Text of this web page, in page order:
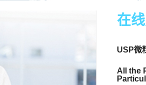
在
USP微
All the